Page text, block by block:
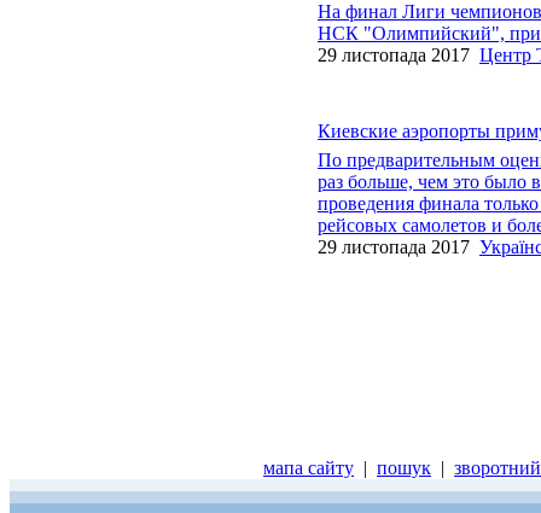
На финал Лиги
НСК "Олимпийский",
29 листопада 2017 Центр
Киевские аэропорты
По предварительным
раз больше, чем это было
проведения финала
рейсовых самолетов и
29 листопада 2017
мапа сайту | пошук |